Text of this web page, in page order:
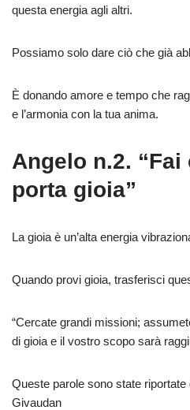
questa energia agli altri.
Possiamo solo dare ciò che già
È donando amore e tempo che
e l’armonia con la tua anima.
Angelo n.2.
porta gioia”
La gioia è un’alta energia
Quando provi gioia, trasferisci
“Cercate grandi missioni;
di gioia e il vostro scopo sarà
Queste parole sono state
Givaudan